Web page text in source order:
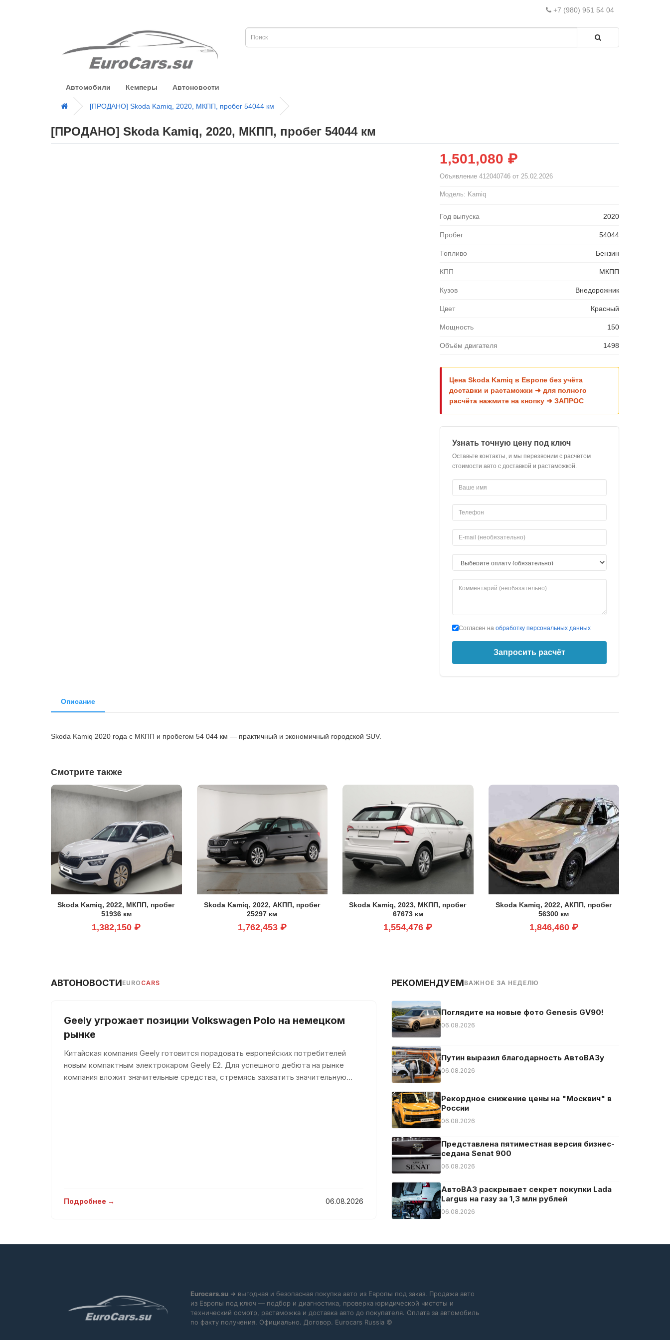
+7 (980) 951 54 04
Автомобили Кемперы Автоновости
[ПРОДАНО] Skoda Kamiq, 2020, МКПП, пробег 54044 км
[ПРОДАНО] Skoda Kamiq, 2020, МКПП, пробег 54044 км
1,501,080 ₽
Объявление 412040746 от 25.02.2026
Модель: Kamiq
Год выпуска 2020
Пробег 54044
Топливо Бензин
КПП МКПП
Кузов Внедорожник
Цвет Красный
Мощность 150
Объём двигателя 1498
Цена Skoda Kamiq в Европе без учёта
доставки и растаможки ➜ для полного
расчёта нажмите на кнопку ➜ ЗАПРОС
Узнать точную цену под ключ
Оставьте контакты, и мы перезвоним с расчётом
стоимости авто с доставкой и растаможкой.
Согласен на обработку персональных данных
Запросить расчёт
Описание
Skoda Kamiq 2020 года с МКПП и пробегом 54 044 км — практичный и экономичный городской SUV.
Смотрите также
Skoda Kamiq, 2022, МКПП, пробег
51936 км
1,382,150 ₽
Skoda Kamiq, 2022, АКПП, пробег
25297 км
1,762,453 ₽
Skoda Kamiq, 2023, МКПП, пробег
67673 км
1,554,476 ₽
Skoda Kamiq, 2022, АКПП, пробег
56300 км
1,846,460 ₽
АВТОНОВОСТИEURO CARS
Geely угрожает позиции Volkswagen Polo на немецком
рынке
Китайская компания Geely готовится порадовать европейских потребителей
новым компактным электрокаром Geely E2. Для успешного дебюта на рынке
компания вложит значительные средства, стремясь захватить значительную
Подробнее → 06.08.2026
РЕКОМЕНДУЕМВАЖНОЕ ЗА НЕДЕЛЮ
Поглядите на новые фото Genesis GV90!
06.08.2026
Путин выразил благодарность АвтоВАЗу
06.08.2026
Рекордное снижение цены на "Москвич" в
России
06.08.2026
Представлена пятиместная версия бизнес-
седана Senat 900
06.08.2026
АвтоВАЗ раскрывает секрет покупки Lada
Largus на газу за 1,3 млн рублей
06.08.2026
Eurocars.su ➜ выгодная и безопасная покупка авто из Европы под заказ. Продажа авто
из Европы под ключ — подбор и диагностика, проверка юридической чистоты и
технический осмотр, растаможка и доставка авто до покупателя. Оплата за автомобиль
по факту получения. Официально. Договор. Eurocars Russia ©